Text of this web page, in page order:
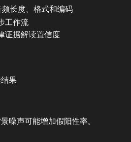
长度、格式和编码
工作流
证据解读置信度
果
噪声可能增加假阳性率。